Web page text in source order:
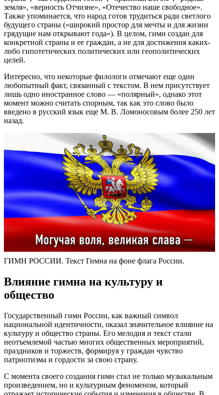
земля», «верность Отчизне», «Отечество наше свободное».
Также упоминается, что народ готов трудиться ради светлого
будущего страны («широкий простор для мечты и для жизни
грядущие нам открывают года»). В целом, гимн создан для
конкретной страны и ее граждан, а не для достижения каких-
либо гипотетических политических или геополитических
целей.
Интересно, что некоторые филологи отмечают еще один
любопытный факт, связанный с текстом. В нем присутствует
лишь одно иностранное слово — «полярный», однако этот
момент можно считать спорным, так как это слово было
введено в русский язык еще М. В. Ломоносовым более 250 лет
назад.
ГИМН РОССИИ. Текст Гимна на фоне флага России.
Влияние гимна на культуру и
общество
Государственный гимн России, как важный символ
национальной идентичности, оказал значительное влияние на
культуру и общество страны. Его мелодия и текст стали
неотъемлемой частью многих общественных мероприятий,
праздников и торжеств, формируя у граждан чувство
патриотизма и гордости за свою страну.
С момента своего создания гимн стал не только музыкальным
произведением, но и культурным феноменом, который